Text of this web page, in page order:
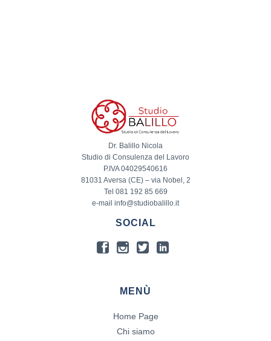
Dr. Balillo Nicola
Studio di Consulenza del Lavoro
P.IVA 04029540616
81031 Aversa (CE) – via Nobel, 2
Tel 081 192 85 669
e-mail info@studiobalillo.it
SOCIAL
MENÙ
Home Page
Chi siamo